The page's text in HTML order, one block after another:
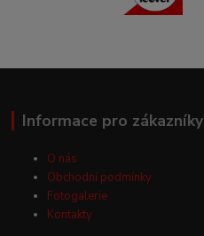
Informace pro zákazníky
O nás
Obchodní podmínky
Fotogalerie
Kontakty